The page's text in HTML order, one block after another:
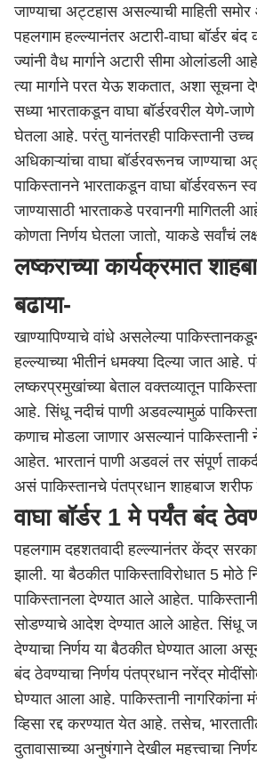
जाण्याचा अट्टहास असल्याची माहिती
पहलगाम हल्ल्यानंतर अटारी-वाघा बॉर्डर
ज्यांनी वैध मार्गाने अटारी सीमा ओलांडली
त्या मार्गाने परत येऊ शकतात, अशा सूचना
सध्या भारताकडून वाघा बॉर्डरवरील येणे-
घेतला आहे. परंतु यानंतरही पाकिस्तानी
अधिकाऱ्यांचा वाघा बॉर्डरवरूनच
पाकिस्तानने भारताकडून वाघा बॉर्डरवरून
जाण्यासाठी भारताकडे परवानगी मागितली
कोणता निर्णय घेतला जातो, याकडे सर्वांचं
लष्कराच्या कार्यक्रमात
बढाया-
खाण्यापिण्याचे वांधे असलेल्या
हल्ल्याच्या भीतीनं धमक्या दिल्या जात आहे.
लष्करप्रमुखांच्या बेताल वक्तव्यातून
आहे. सिंधू नदीचं पाणी अडवल्यामुळं
कणाच मोडला जाणार असल्यानं
आहेत. भारतानं पाणी अडवलं तर संपूर्ण
असं पाकिस्तानचे पंतप्रधान शाहबाज
वाघा बॉर्डर 1 मे पर्यंत बंद
पहलगाम दहशतवादी हल्ल्यानंतर केंद्र
झाली. या बैठकीत पाकिस्ताविरोधात 5
पाकिस्तानला देण्यात आले आहेत. पाकिस्तानी
सोडण्याचे आदेश देण्यात आले आहेत. सिंधू
देण्याचा निर्णय या बैठकीत घेण्यात आला असून
बंद ठेवण्याचा निर्णय पंतप्रधान नरेंद्र
घेण्यात आला आहे. पाकिस्तानी नागरिकांना
व्हिसा रद्द करण्यात येत आहे. तसेच,
दुतावासाच्या अनुषंगाने देखील महत्त्वाचा